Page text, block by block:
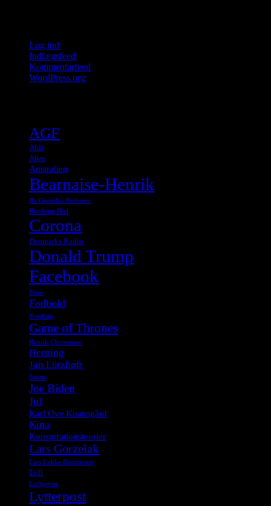
Log ind
Indlægsfeed
Kommentarfeed
WordPress.org
AGF
Aldi
Alien
Australien
Bearnaise-Henrik
Bo Gorzelak Pedersen
Breaking Bad
Corona
Danmarks Radio
Donald Trump
Facebook
Ferie
Fodbold
Frankrig
Game of Thrones
Henrik Christensen
Herning
Jan Lützhøft
Japan
Joe Biden
Jul
Karl Ove Knausgård
Kina
Konspirationsteorier
Lars Gorzelak
Lars Løkke Rasmussen
Lidl
Luftgevær
Lytterpost